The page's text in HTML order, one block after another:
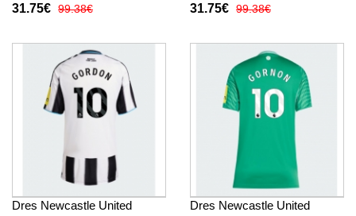
Ženy 2025-26 Krátky Rukáv
31.75€ 99.38€
Ženy 2025-26 Krátky Rukáv
31.75€ 99.38€
Dres Newcastle United
Dres Newcastle United